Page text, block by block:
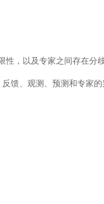
，以及专家之间存在分歧
、观测、预测和专家的